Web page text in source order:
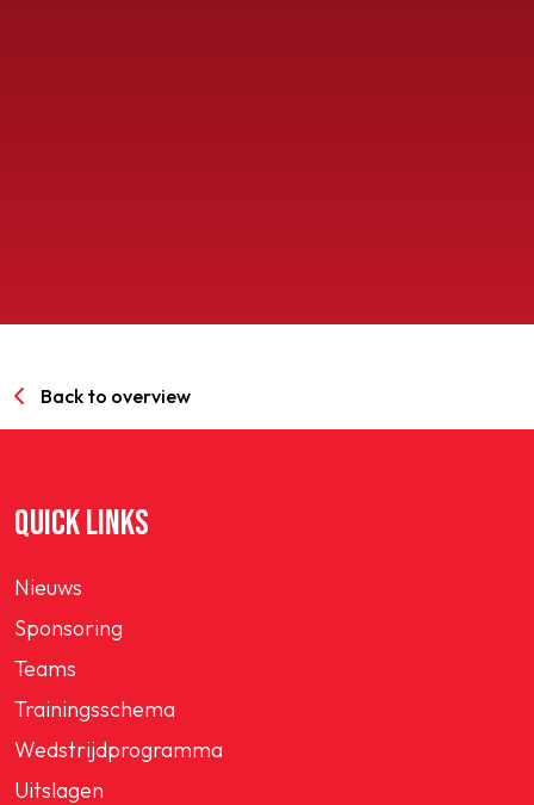
Back to overview
QUICK LINKS
Nieuws
Sponsoring
Teams
Trainingsschema
Wedstrijdprogramma
Uitslagen